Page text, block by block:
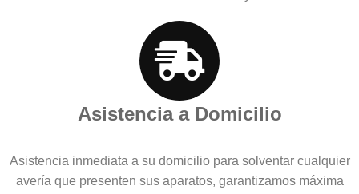
Asistencia a Domicilio
Asistencia inmediata a su domicilio para solventar cualquier
avería que presenten sus aparatos, garantizamos máxima